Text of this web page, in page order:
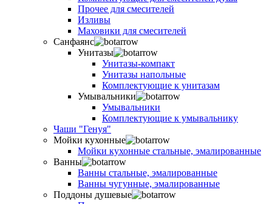
Прочее для смесителей
Изливы
Маховики для смесителей
Санфаянс
Унитазы
Унитазы-компакт
Унитазы напольные
Комплектующие к унитазам
Умывальники
Умывальники
Комплектующие к умывальнику
Чаши "Генуя"
Мойки кухонные
Мойки кухонные стальные, эмалированные
Ванны
Ванны стальные, эмалированные
Ванны чугунные, эмалированные
Поддоны душевые